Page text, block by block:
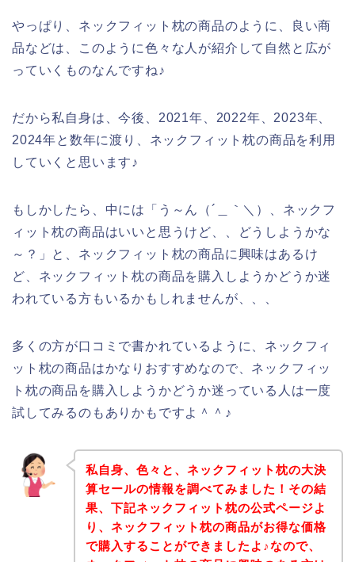
やっぱり、ネックフィット枕の商品のように、良い商
品などは、このように色々な人が紹介して自然と広が
っていくものなんですね♪
だから私自身は、今後、2021年、2022年、2023年、
2024年と数年に渡り、ネックフィット枕の商品を利用
していくと思います♪
もしかしたら、中には「う～ん（´＿｀＼）、ネックフ
ィット枕の商品はいいと思うけど、、どうしようかな
～？」と、ネックフィット枕の商品に興味はあるけ
ど、ネックフィット枕の商品を購入しようかどうか迷
われている方もいるかもしれませんが、、、
多くの方が口コミで書かれているように、ネックフィ
ット枕の商品はかなりおすすめなので、ネックフィッ
ト枕の商品を購入しようかどうか迷っている人は一度
試してみるのもありかもですよ＾＾♪
私自身、色々と、ネックフィット枕の大決
算セールの情報を調べてみました！その結
果、下記ネックフィット枕の公式ページよ
り、ネックフィット枕の商品がお得な価格
で購入することができましたよ♪なので、